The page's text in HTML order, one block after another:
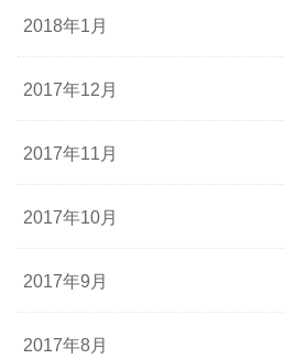
2018年1月
2017年12月
2017年11月
2017年10月
2017年9月
2017年8月